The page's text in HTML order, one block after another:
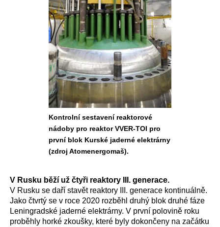
Kontrolní sestavení reaktorové
nádoby pro reaktor VVER-TOI pro
první blok Kurské jaderné elektrárny
(zdroj Atomenergomaš).
V Rusku běží už čtyři reaktory III. generace.
V Rusku se daří stavět reaktory III. generace kontinuálně.
Jako čtvrtý se v roce 2020 rozběhl druhý blok druhé fáze
Leningradské jaderné elektrárny. V první polovině roku
proběhly horké zkoušky, které byly dokončeny na začátku